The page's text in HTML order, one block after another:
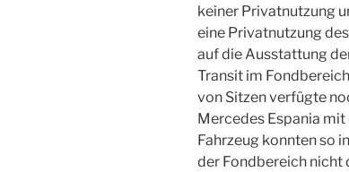
keiner Privatnutzung
eine Privatnutzung
auf die Ausstattung
Transit im
von Sitzen verfügte
Mercedes Espania
Fahrzeug konnten so
der Fondbereich nicht